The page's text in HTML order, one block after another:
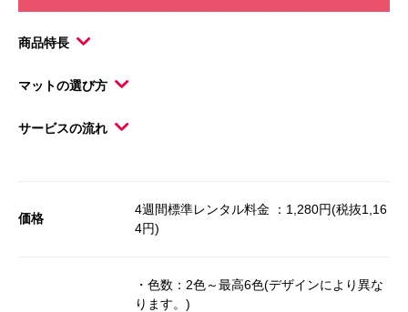
商品特長
マットの選び方
サービスの流れ
価格
4週間標準レンタル料金 ：1,280円(税抜1,16
4円)
・色数：2色～最高6色(デザインにより異な
ります。)